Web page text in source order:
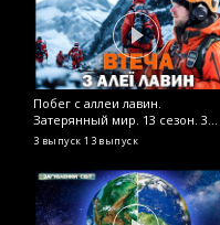
Побег с аллеи лавин.
Затерянный мир. 13 сезон. 3
выпуск
3 выпуск 13 выпуск